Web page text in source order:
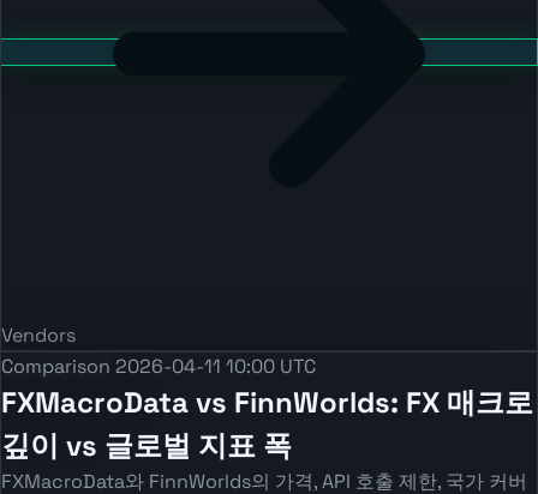
Vendors
Comparison 2026-04-11 10:00 UTC
FXMacroData vs FinnWorlds: FX 매크로
깊이 vs 글로벌 지표 폭
FXMacroData와 FinnWorlds의 가격, API 호출 제한, 국가 커버